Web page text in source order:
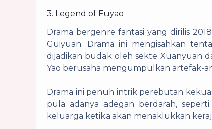
3. Legend of Fuyao
Drama bergenre fantasi yang dirilis
Guiyuan. Drama ini mengisahkan
dijadikan budak oleh sekte Xuanyuan
Yao berusaha mengumpulkan artefak-
Drama ini penuh intrik perebutan
pula adanya adegan berdarah,
keluarga ketika akan menaklukkan